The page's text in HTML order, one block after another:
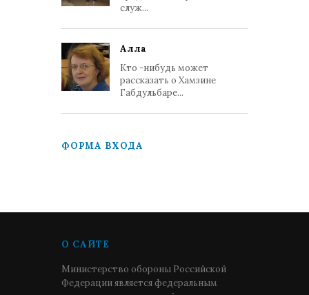
служ...
Алла
Кто -нибудь может
рассказать о Хамзине
Габдульбаре...
ФОРМА ВХОДА
О САЙТЕ
Министерство обороны Российской
Федерации является федеральным